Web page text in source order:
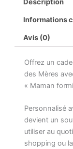
maman
sac
cabas
fête
mères,
cadeau
maman
enfant,
sac
maman
personnalisé,
Informations
Avis (0)
Offrez un
des Mères
« Maman
Personnalisé
devient un
utiliser au
shopping ou